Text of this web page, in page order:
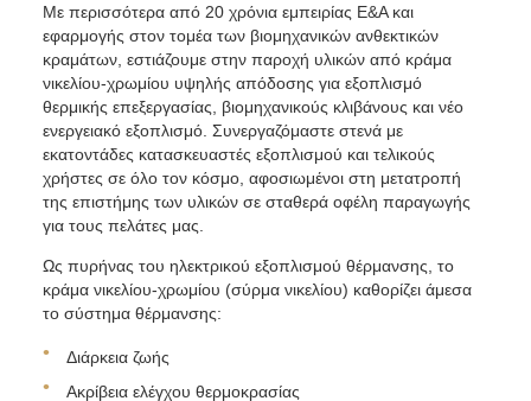
Με περισσότερα από 20 χρόνια εμπειρίας Ε&Α και
εφαρμογής στον τομέα των βιομηχανικών ανθεκτικών
κραμάτων, εστιάζουμε στην παροχή υλικών από κράμα
νικελίου-χρωμίου υψηλής απόδοσης για εξοπλισμό
θερμικής επεξεργασίας, βιομηχανικούς κλιβάνους και νέο
ενεργειακό εξοπλισμό. Συνεργαζόμαστε στενά με
εκατοντάδες κατασκευαστές εξοπλισμού και τελικούς
χρήστες σε όλο τον κόσμο, αφοσιωμένοι στη μετατροπή
της επιστήμης των υλικών σε σταθερά οφέλη παραγωγής
για τους πελάτες μας.
Ως πυρήνας του ηλεκτρικού εξοπλισμού θέρμανσης, το
κράμα νικελίου-χρωμίου (σύρμα νικελίου) καθορίζει άμεσα
το σύστημα θέρμανσης:
Διάρκεια ζωής
Ακρίβεια ελέγχου θερμοκρασίας